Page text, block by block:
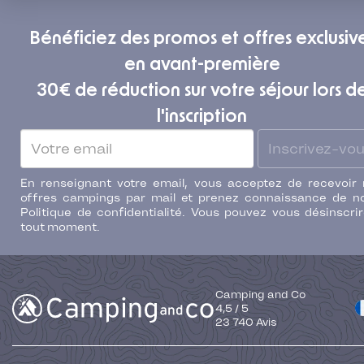
Bénéficiez des promos et offres
en avant-première
30€ de réduction sur votre séjour lors
l'inscription
Inscrivez-
En renseignant votre email, vous acceptez de recevoir
offres campings par mail et prenez connaissance de
Politique de confidentialité. Vous pouvez vous
tout moment.
Camping and Co
4,5 / 5
23 740 Avis